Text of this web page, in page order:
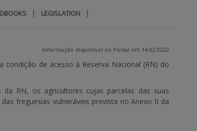
| LEGISLATION |
Informação disponível no Portal em 14.02.0222
condição de acesso à Reserva Nacional (RN) do
RN, os agricultores cujas parcelas das suas
freguesias vulneráveis prevista no Anexo II da